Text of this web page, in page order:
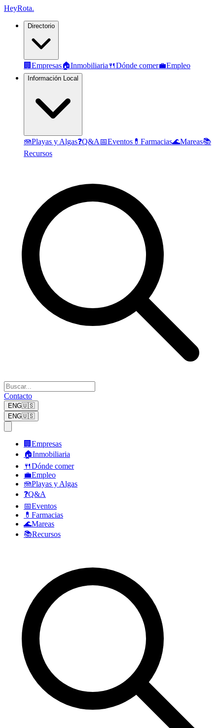
HeyRota.
Directorio
🏢 Empresas🏠Inmobiliaria 🍴Dónde comer💼Empleo
Información Local
🪼Playas y Algas❓Q&A 📅Eventos 💊 Farmacias🌊Mareas📚
Recursos
Contacto
ENG🇺🇸
ENG🇺🇸
🏢 Empresas
🏠Inmobiliaria
🍴Dónde comer
💼Empleo
🪼Playas y Algas
❓Q&A
📅Eventos
💊 Farmacias
🌊Mareas
📚Recursos